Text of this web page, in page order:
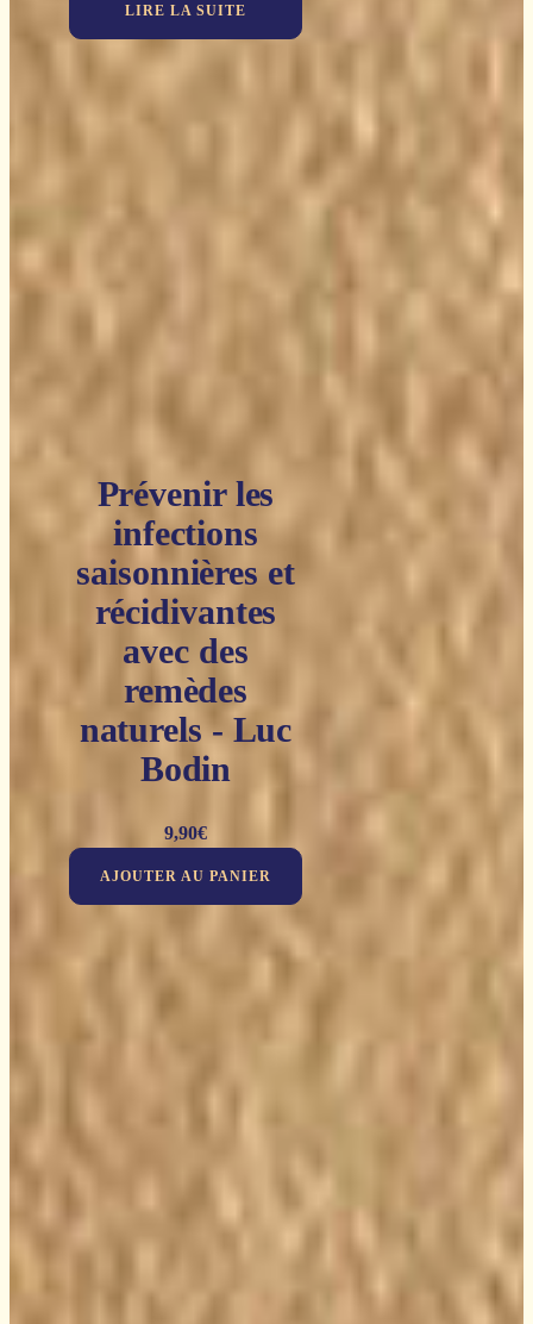
LIRE LA SUITE
Prévenir les
infections
saisonnières et
récidivantes
avec des
remèdes
naturels - Luc
Bodin
9,90€
AJOUTER AU PANIER